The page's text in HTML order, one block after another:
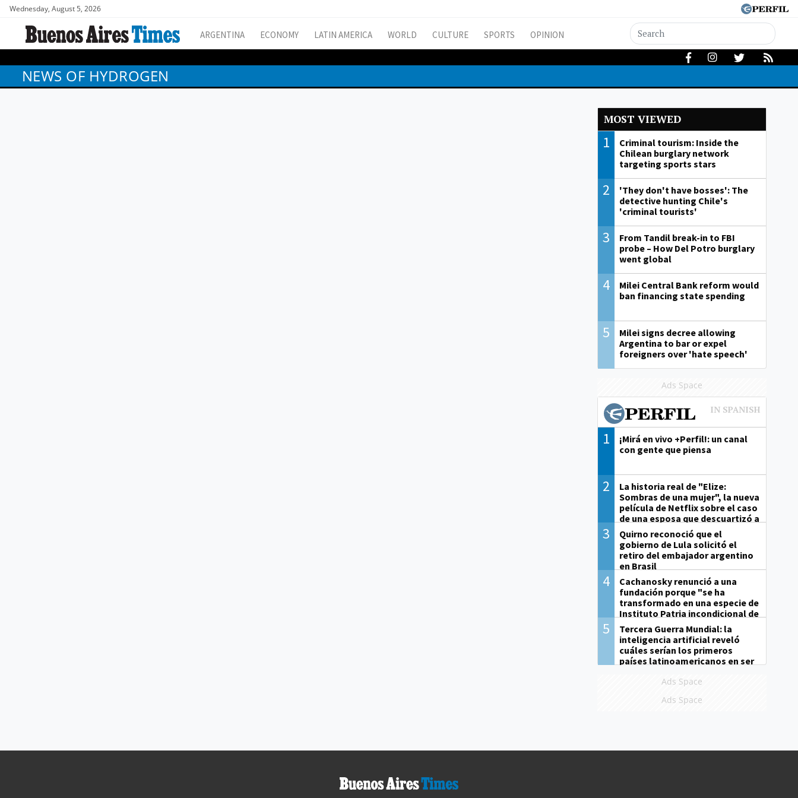
Wednesday, August 5, 2026
ARGENTINA ECONOMY LATIN AMERICA WORLD CULTURE SPORTS OPINION
NEWS OF HYDROGEN
MOST VIEWED
1
Criminal tourism: Inside the
Chilean burglary network
targeting sports stars
2
'They don't have bosses': The
detective hunting Chile's
'criminal tourists'
3
From Tandil break-in to FBI
probe – How Del Potro burglary
went global
4
Milei Central Bank reform would
ban financing state spending
5
Milei signs decree allowing
Argentina to bar or expel
foreigners over 'hate speech'
Ads Space
1
¡Mirá en vivo +Perfil!: un canal
con gente que piensa
2
La historia real de "Elize:
Sombras de una mujer", la nueva
película de Netflix sobre el caso
de una esposa que descuartizó a
su marido
3
Quirno reconoció que el
gobierno de Lula solicitó el
retiro del embajador argentino
en Brasil
4
Cachanosky renunció a una
fundación porque "se ha
transformado en una especie de
Instituto Patria incondicional de
la gestión de Milei"
5
Tercera Guerra Mundial: la
inteligencia artificial reveló
cuáles serían los primeros
países latinoamericanos en ser
Ads Space
Ads Space